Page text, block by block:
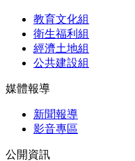
教育文化組
衛生福利組
經濟土地組
公共建設組
媒體報導
新聞報導
影音專區
公開資訊